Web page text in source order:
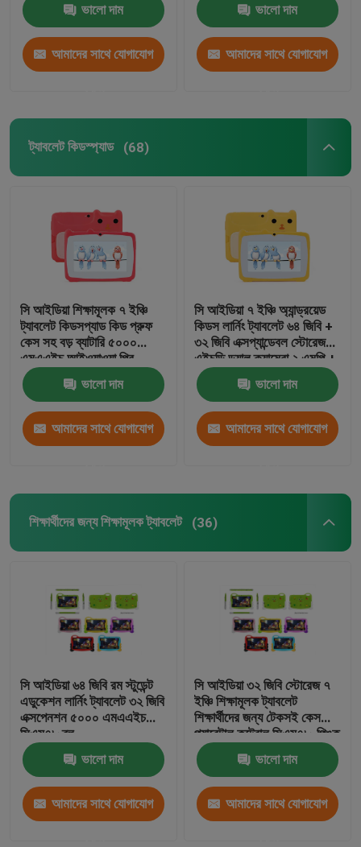
আমাদের সাথে যোগাযোগ করুন
খবর
উদ্ধৃতির জন্য আবেদন
স্মার্ট ট্যাবলেট পিসি
টাচ স্ক্রিন ট্যাবলেট
ট্যাবলেট কিডস্প্যাড
শিক্ষার্থীদের জন্য শিক্ষামূলক ট্যাবলেট
৭ ইঞ্চি ট্যাবলেট পিসি
৯ ইঞ্চি ট্যাবলেট পিসি
১১ ইঞ্চি ট্যাবলেট পিসি
14 ইঞ্চি ট্যাবলেট পিসি
ইউনিভার্সাল ট্যাবলেট কেস
ভালো দাম
আমাদের সাথে যোগাযোগ
ভালো দাম
আমাদের সাথে যোগাযোগ
ট্যাবলেট কিডস্প্যাড (68)
সি আইডিয়া শিক্ষামূলক ৭ ইঞ্চি
ট্যাবলেট কিডসপ্যাড কিড প্রুফ
কেস সহ বড় ব্যাটারি ৫০০০
এমএএইচ আইওয়াওয়া প্রি
ইনস্টলড সিএম৮০ রেড
ভালো দাম
আমাদের সাথে যোগাযোগ
সি আইডিয়া ৭ ইঞ্চি অ্যান্ড্রয়েড
কিডস লার্নিং ট্যাবলেট ৬৪ জিবি +
৩২ জিবি এক্সপ্যান্ডেবল স্টোরেজ
এইচডি ডুয়াল ক্যামেরা ২ এমপি +
২ এমপি সিএম৮০ হলুদ
ভালো দাম
আমাদের সাথে যোগাযোগ
শিক্ষার্থীদের জন্য শিক্ষামূলক ট্যাবলেট (36)
সি আইডিয়া ৬৪ জিবি রম স্টুডেন্ট
এডুকেশন লার্নিং ট্যাবলেট ৩২ জিবি
এক্সপেনশন ৫০০০ এমএএইচ
সিএম৭৮ ব্লু
ভালো দাম
আমাদের সাথে যোগাযোগ
সি আইডিয়া ৩২ জিবি স্টোরেজ ৭
ইঞ্চি শিক্ষামূলক ট্যাবলেট
শিক্ষার্থীদের জন্য টেকসই কেস
প্যারেন্টাল কন্ট্রোল সিএম৭৮-পিঙ্ক
ভালো দাম
আমাদের সাথে যোগাযোগ